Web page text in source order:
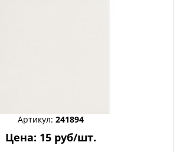
Артикул: 241894
Цена: 15 руб/шт.